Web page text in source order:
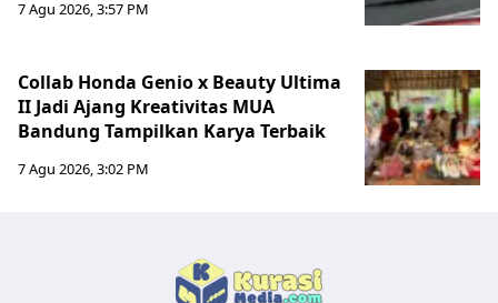
7 Agu 2026, 3:57 PM
Collab Honda Genio x Beauty Ultima
II Jadi Ajang Kreativitas MUA
Bandung Tampilkan Karya Terbaik
7 Agu 2026, 3:02 PM